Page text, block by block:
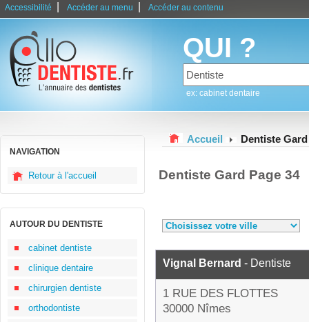
Accessibilité Accéder au menu Accéder au contenu
QUI ?
ex: cabinet dentaire
NAVIGATION
Retour à l'accueil
AUTOUR DU DENTISTE
cabinet dentiste
clinique dentaire
chirurgien dentiste
orthodontiste
Accueil Dentiste Gard
Dentiste Gard Page 34
Vignal Bernard - Dentiste
1 RUE DES FLOTTES
30000 Nîmes